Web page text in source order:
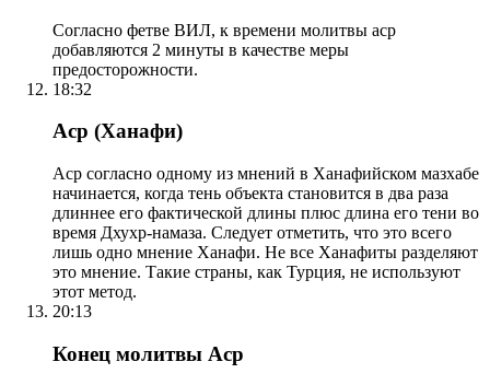
Согласно фетве ВИЛ, к времени молитвы аср
добавляются 2 минуты в качестве меры
предосторожности.
18:32
Аср (Ханафи)
Аср согласно одному из мнений в Ханафийском мазхабе
начинается, когда тень объекта становится в два раза
длиннее его фактической длины плюс длина его тени во
время Дхухр-намаза. Следует отметить, что это всего
лишь одно мнение Ханафи. Не все Ханафиты разделяют
это мнение. Такие страны, как Турция, не используют
этот метод.
20:13
Конец молитвы Аср